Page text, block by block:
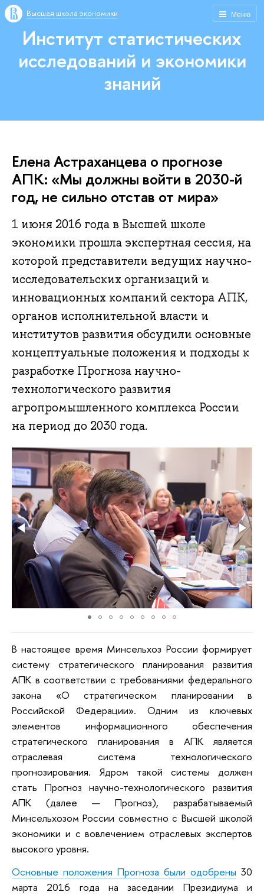
Меню
Высшая школа экономики
Институт статистических
исследований и экономики
знаний
Елена Астраханцева о прогнозе
АПК: «Мы должны войти в 2030-й
год, не сильно отстав от мира»
1 июня 2016 года в Высшей школе
экономики прошла экспертная сессия, на
которой представители ведущих научно-
исследовательских организаций и
инновационных компаний сектора АПК,
органов исполнительной власти и
институтов развития обсудили основные
концептуальные положения и подходы к
разработке Прогноза научно-
технологического развития
агропромышленного комплекса России
на период до 2030 года.
В настоящее время Минсельхоз России формирует
систему стратегического планирования развития
АПК в соответствии с требованиями федерального
закона «О стратегическом планировании в
Российской Федерации». Одним из ключевых
элементов информационного обеспечения
стратегического планирования в АПК является
отраслевая система технологического
прогнозирования. Ядром такой системы должен
стать Прогноз научно-технологического развития
АПК (далее — Прогноз), разрабатываемый
Минсельхозом России совместно с Высшей школой
экономики и с вовлечением отраслевых экспертов
высокого уровня.
Основные положения Прогноза были одобрены 30
марта 2016 года на заседании Президиума и